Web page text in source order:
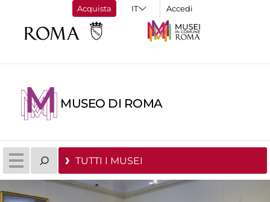
Acquista Accedi
MUSEO DI ROMA
TUTTI I MUSEI